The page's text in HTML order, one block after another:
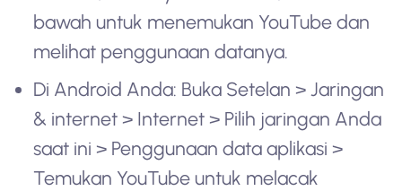
bawah untuk menemukan YouTube dan
melihat penggunaan datanya.
Di Android Anda: Buka Setelan > Jaringan
& internet > Internet > Pilih jaringan Anda
saat ini > Penggunaan data aplikasi >
Temukan YouTube untuk melacak